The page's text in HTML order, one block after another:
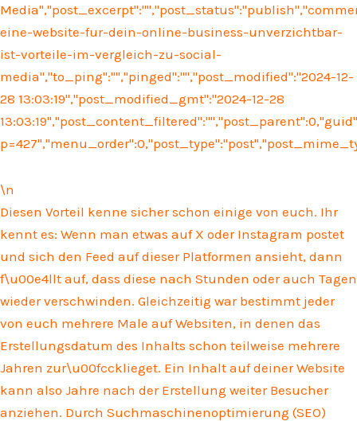
eine-website-fur-dein-online-business-unverzichtbar-
ist-vorteile-im-vergleich-zu-social-
media","to_ping":"","pinged":"","post_modified":"2024-12-
28 13:03:19","post_modified_gmt":"2024-12-28
\n
Diesen Vorteil kenne sicher schon einige von euch. Ihr
kennt es: Wenn man etwas auf X oder Instagram postet
und sich den Feed auf dieser Platformen ansieht, dann
f\u00e4llt auf, dass diese nach Stunden oder auch Tagen
wieder verschwinden. Gleichzeitig war bestimmt jeder
von euch mehrere Male auf Websiten, in denen das
Erstellungsdatum des Inhalts schon teilweise mehrere
Jahren zur\u00fccklieget. Ein Inhalt auf deiner Website
kann also Jahre nach der Erstellung weiter Besucher
anziehen. Durch Suchmaschinenoptimierung (SEO)